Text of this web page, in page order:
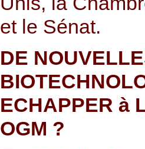
et le Sénat.
DE
ECHAPPER à
OGM ?